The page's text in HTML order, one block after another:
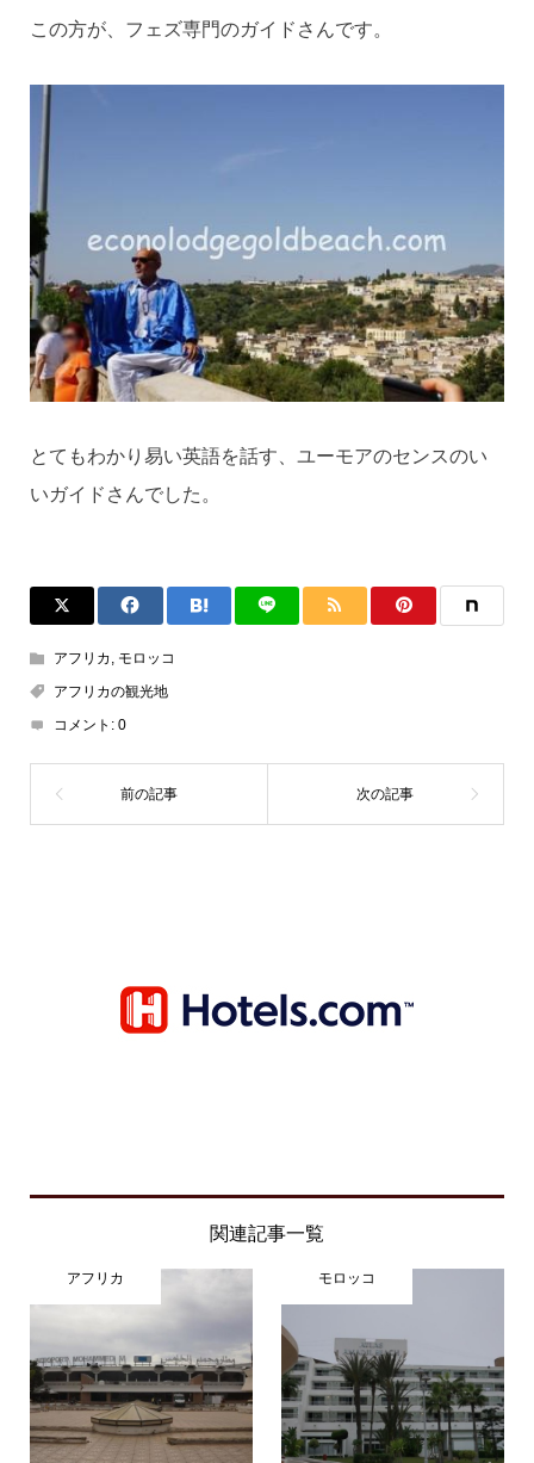
この方が、フェズ専門のガイドさんです。
とてもわかり易い英語を話す、ユーモアのセンスのい
いガイドさんでした。
アフリカ
モロッコ
アフリカの観光地
コメント: 0
関連記事一覧
アフリカ モロッコ